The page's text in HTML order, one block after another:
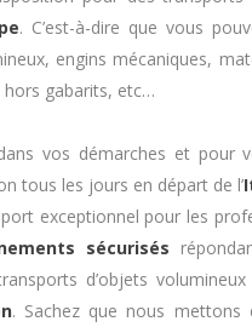
. C’est-à-dire que vous
engins mécaniques,
gabarits, etc…
vos démarches et pour
tous les jours en départ de l’
exceptionnel pour les
sécurisés
d’objets
. Sachez que nous mettons